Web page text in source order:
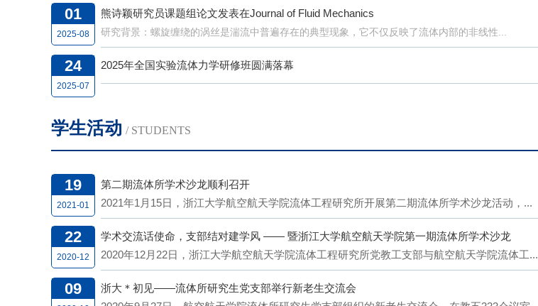
01
2025-08
熊诗颖研究员课题组论文发表在Journal of Fluid Mechanics
研究背景：螺旋缠绕的涡丝是湍流中普遍存在的典型现象，它不仅反映了流体内部的非线性...
24
2025-07
2025年全国实验流体力学研修班圆满落幕
学生活动 / STUDENTS
19
2021-01
第二期流体所学术沙龙顺利召开
2021年1月15日，浙江大学航空航天学院流体工程研究所开展第二期流体所学术沙龙活动，...
22
2020-12
学术交流话使命，支部结对建学风 —— 暨浙江大学航空航天学院第一期流体所学术沙龙
2020年12月22日，浙江大学航空航天学院流体工程研究所党教工支部与航空航天学院流体工...
09
浙大＊初见——流体所研究生党支部举行新老生交流会